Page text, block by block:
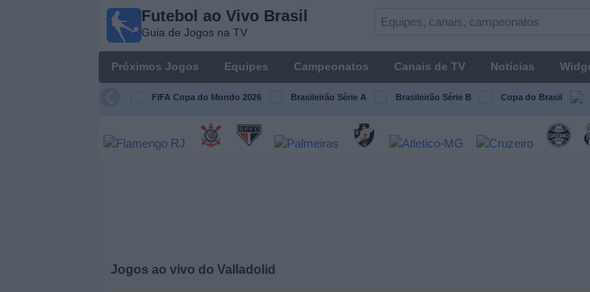
Futebol ao Vivo Brasil
Guia de Jogos na TV
Próximos Jogos Equipes Campeonatos Canais de TV Notícias
FIFA Copa do Mondo 2026 Brasileirão Série A Brasileirão Série B Copa do Brasil
Jogos ao vivo do Valladolid